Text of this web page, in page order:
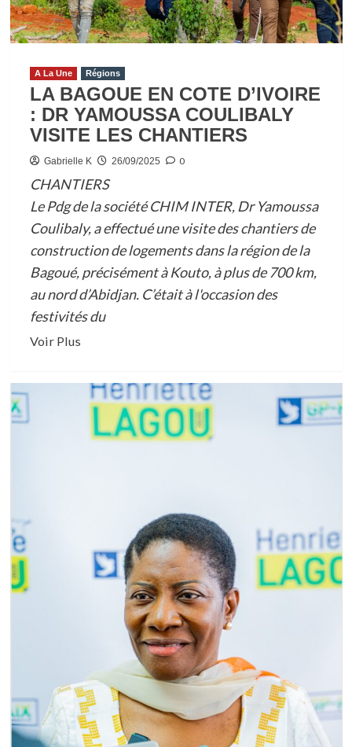
D’IVOIRE
:
GUIDES
RELIGIEUX
INTERPELLENT
ALASSANE
OUATTARA
A La Une Régions
LA BAGOUE EN COTE D’IVOIRE
: DR YAMOUSSA COULIBALY
VISITE LES CHANTIERS
Gabrielle K 26/09/2025 0
CHANTIERS
Le Pdg de la société CHIM INTER, Dr Yamoussa
Coulibaly, a effectué une visite des chantiers de
construction de logements dans la région de la
Bagoué, précisément à Kouto, à plus de 700 km,
au nord d’Abidjan. C’était à l'occasion des
festivités du
Voir PlusEn
plus
sur
LA
BAGOUE
YAMOUSSA
COULIBALY
CHANTIERS